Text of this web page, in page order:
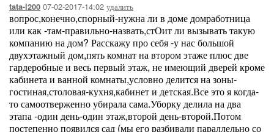
tata-l200 07-02-2017-14:02 удалить
вопрос,конечно,спорный-нужна ли в доме домработница
или как -там-правильно-назвать,стОит ли вызывать такую
компанию на дом? Расскажу про себя -у нас большой
двухэтажный дом,пять комнат на втором этаже плюс две
гардеробные и весь первый этаж, не имеющий дверей кроме
кабинета и ванной комнаты,условно делится на зоны-
гостиная,столовая-кухня,кабинет и детская.Все это я когда-
то самоотверженно убирала сама.Уборку делила на два
этапа -один день-один этаж,второй день-второй.Потом
постепенно появился сад (мы его разбивали параллельно со